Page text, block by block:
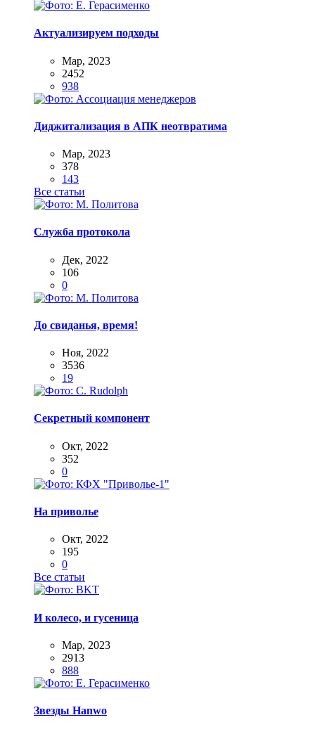
Актуализируем подходы
Мар, 2023
2452
938
Диджитализация в АПК неотвратима
Мар, 2023
378
143
Все статьи
Служба протокола
Дек, 2022
106
0
До свиданья, время!
Ноя, 2022
3536
19
Секретный компонент
Окт, 2022
352
0
На приволье
Окт, 2022
195
0
Все статьи
И колесо, и гусеница
Мар, 2023
2913
888
Звезды Hanwo